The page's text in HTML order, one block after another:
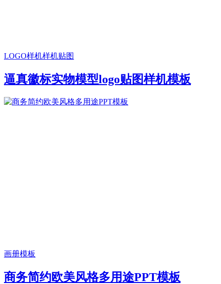
LOGO样机样机贴图
逼真徽标实物模型logo贴图样机模板
画册模板
商务简约欧美风格多用途PPT模板